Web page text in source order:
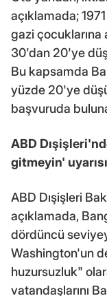
açıklamada;
gazi çocuklarına
30'dan 20'ye
Bu kapsamda
yüzde 20'ye
başvuruda
ABD
gitmeyin' uyarısı
ABD Dışişleri
açıklamada,
dördüncü
Washington'un
huzursuzluk"
vatandaşlarını